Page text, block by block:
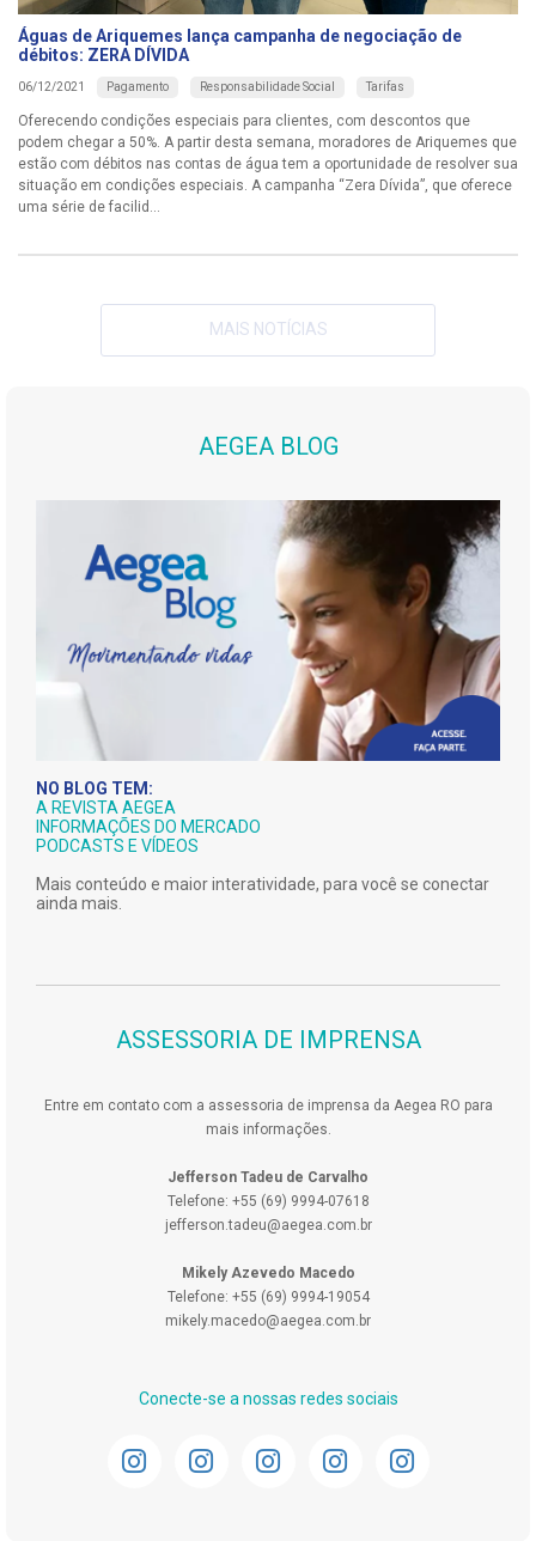
Águas de Ariquemes lança campanha de negociação de
débitos: ZERA DÍVIDA
06/12/2021 Pagamento Responsabilidade Social Tarifas
Oferecendo condições especiais para clientes, com descontos que
podem chegar a 50%. A partir desta semana, moradores de Ariquemes que
estão com débitos nas contas de água tem a oportunidade de resolver sua
situação em condições especiais. A campanha “Zera Dívida”, que oferece
uma série de facilid...
MAIS NOTÍCIAS
AEGEA BLOG
NO BLOG TEM:
A REVISTA AEGEA
INFORMAÇÕES DO MERCADO
PODCASTS E VÍDEOS
Mais conteúdo e maior interatividade, para você se conectar
ainda mais.
ASSESSORIA DE IMPRENSA
Entre em contato com a assessoria de imprensa da Aegea RO para
mais informações.
Jefferson Tadeu de Carvalho
Telefone: +55 (69) 9994-07618
jefferson.tadeu@aegea.com.br
Mikely Azevedo Macedo
Telefone: +55 (69) 9994-19054
mikely.macedo@aegea.com.br
Conecte-se a nossas redes sociais